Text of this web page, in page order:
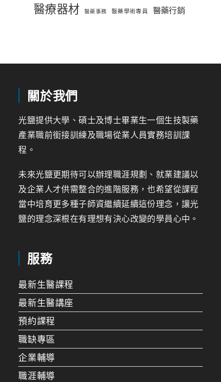
醫療器材 醫藥事務 醫藥學術專員 醫藥行銷
關於我們
光鹽提供大學、碩士及博士畢業生一個生技製藥
產業職前銜接訓練及職場從業人員實務培訓課
程。
未來光鹽更期待可以辦理職涯規劃、就業建議以
及企業人才供需整合的進階服務，也希望從課程
當中培育更多種子師資繼續延續這份理念，讓光
鹽的理念深根在有理想有決心改變的學員心中。
服務
最新生醫課程
最新生醫講座
預約課程
職缺專區
企業輔導
職涯輔導